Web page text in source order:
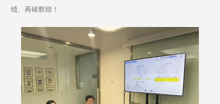
绩、再铸辉煌！